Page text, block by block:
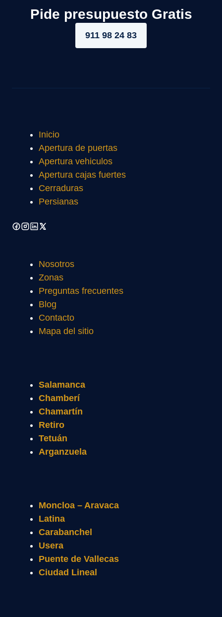
Pide presupuesto Gratis
911 98 24 83
Inicio
Apertura de puertas
Apertura vehiculos
Apertura cajas fuertes
Cerraduras
Persianas
Nosotros
Zonas
Preguntas frecuentes
Blog
Contacto
Mapa del sitio
Salamanca
Chamberí
Chamartín
Retiro
Tetuán
Arganzuela
Moncloa – Aravaca
Latina
Carabanchel
Usera
Puente de Vallecas
Ciudad Lineal